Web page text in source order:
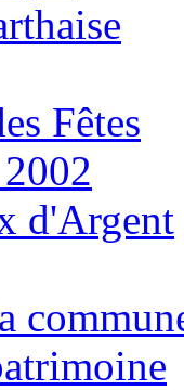
Fêtes
d'Argent